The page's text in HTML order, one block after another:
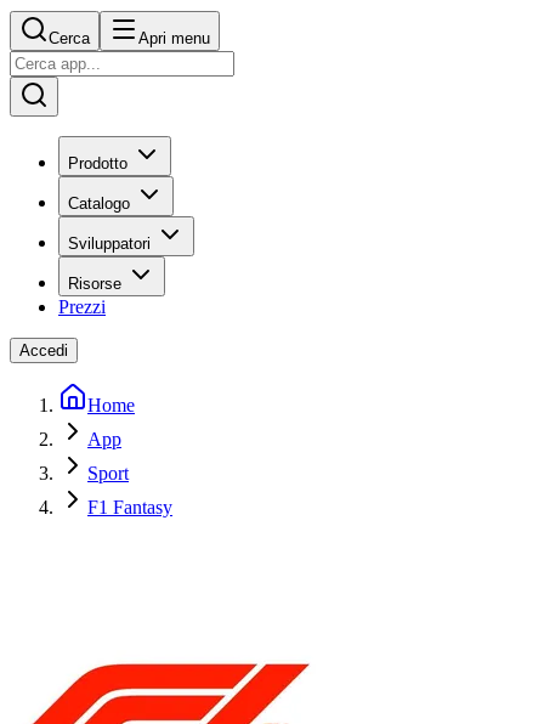
Cerca Apri menu
Prodotto
Catalogo
Sviluppatori
Risorse
Prezzi
Accedi
Home
App
Sport
F1 Fantasy